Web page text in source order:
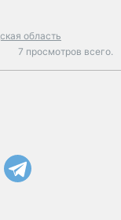
область
7 просмотров всего.